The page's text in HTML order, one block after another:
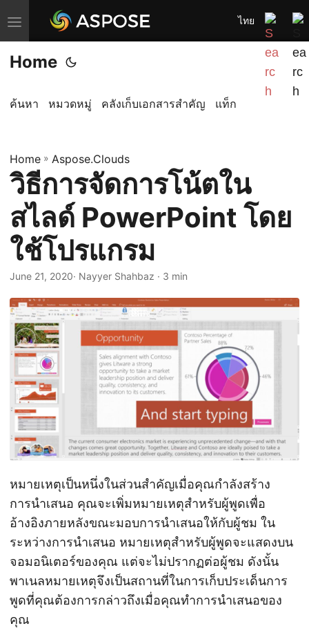
T
o
g
l
a
v
g
a
t
i
o
n
ไทย
Home
ค้นหา หมวดหมู่ คลังเก็บเอกสารสำคัญ แท็ก
Home » Aspose.Clouds
วิธีการจัดการโน้ตใน
สไลด์ PowerPoint โดย
ใช้โปรแกรม
June 21, 2020· Nayyer Shahbaz · 3 min
หมายเหตุเป็นหนึ่งในส่วนสำคัญเมื่อคุณกำลังสร้าง
การนำเสนอ คุณจะเพิ่มหมายเหตุสำหรับผู้พูดเพื่อ
อ้างอิงภายหลังขณะมอบการนำเสนอให้กับผู้ชม ใน
ระหว่างการนำเสนอ หมายเหตุสำหรับผู้พูดจะแสดงบน
จอมอนิเตอร์ของคุณ แต่จะไม่ปรากฏต่อผู้ชม ดังนั้น
พาเนลหมายเหตุจึงเป็นสถานที่ในการเก็บประเด็นการ
พูดที่คุณต้องการกล่าวถึงเมื่อคุณทำการนำเสนอของ
คุณ